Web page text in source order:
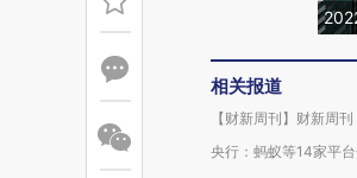
相关报道
【财新周刊】财新周
央行：蚂蚁等14家平